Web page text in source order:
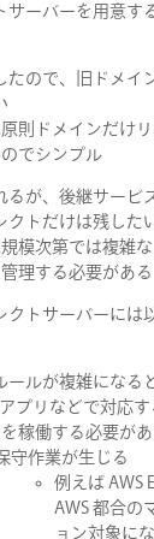
サーバーを用意す
たので、旧ドメイ
則ドメインだけ
でシンプル
るが、後継サービ
クトだけは残した
模次第では複雑
理する必要がある
クトサーバーには
ールが複雑になる
プリなどで対応す
稼働する必要があ
守作業が生じる
例えば AWS
AWS 都合の
ョン対象に